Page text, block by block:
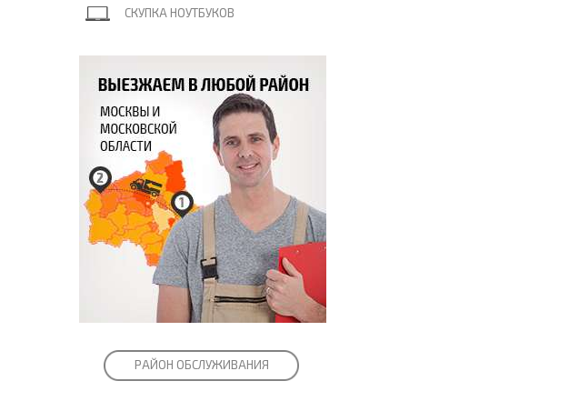
СКУПКА НОУТБУКОВ
РАЙОН ОБСЛУЖИВАНИЯ